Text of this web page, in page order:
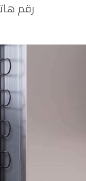
رقم